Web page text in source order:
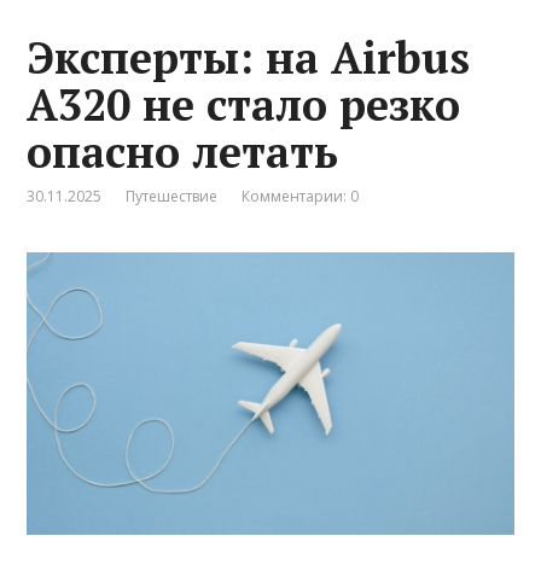
Эксперты: на Airbus
A320 не стало резко
опасно летать
30.11.2025 Путешествие Комментарии: 0